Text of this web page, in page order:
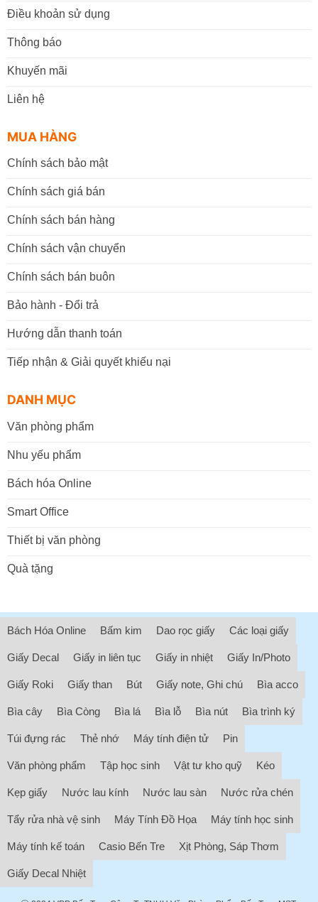
Điều khoản sử dụng
Thông báo
Khuyến mãi
Liên hệ
MUA HÀNG
Chính sách bảo mật
Chính sách giá bán
Chính sách bán hàng
Chính sách vận chuyển
Chính sách bán buôn
Bảo hành - Đổi trả
Hướng dẫn thanh toán
Tiếp nhận & Giải quyết khiếu nại
DANH MỤC
Văn phòng phẩm
Nhu yếu phẩm
Bách hóa Online
Smart Office
Thiết bị văn phòng
Quà tặng
Bách Hóa Online Bấm kim Dao rọc giấy Các loại giấy
Giấy Decal Giấy in liên tục Giấy in nhiệt Giấy In/Photo
Giấy Roki Giấy than Bút Giấy note, Ghi chú Bìa acco
Bìa cây Bìa Còng Bìa lá Bìa lỗ Bìa nút Bìa trình ký
Túi đựng rác Thẻ nhớ Máy tính điện tử Pin
Văn phòng phẩm Tập học sinh Vật tư kho quỹ Kéo
Kẹp giấy Nước lau kính Nước lau sàn Nước rửa chén
Tẩy rửa nhà vệ sinh Máy Tính Đồ Họa Máy tính học sinh
Máy tính kế toán Casio Bến Tre Xịt Phòng, Sáp Thơm
Giấy Decal Nhiệt